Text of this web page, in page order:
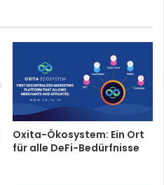
Oxita-Ökosystem: Ein Ort
für alle DeFi-Bedürfnisse